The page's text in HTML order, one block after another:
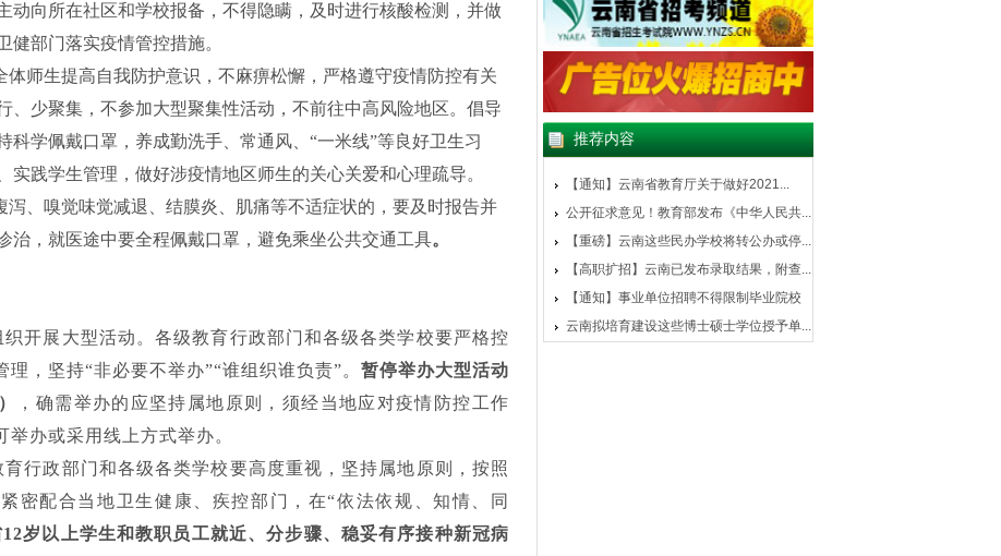
动向所在社区和学校报备，不得隐瞒，及时进行核酸检测，并做
健部门落实疫情管控措施。
体师生提高自我防护意识，不麻痹松懈，严格遵守疫情防控有关
、少聚集，不参加大型聚集性活动，不前往中高风险地区。倡导
科学佩戴口罩，养成勤洗手、常通风、 “一米线”等良好卫生习
实践学生管理，做好涉疫情地区师生的关心关爱和心理疏导。
泻、嗅觉味觉减退、结膜炎、肌痛等不适症状的，要及时报告并
治，就医途中要全程佩戴口罩，避免乘坐公共交通工具。
开展大型活动。各级教育行政部门和各级各类学校要严格控
理，坚持“非必要不举办”“谁组织谁负责”。 暂停举办大型活动
，确需举办的应坚持属地原则，须经当地应对疫情防控工作
办或采用线上方式举办。
行政部门和各级各类学校要高度重视，坚持属地原则，按照
密配合当地卫生健康、疾控部门，在“依法依规、知情、同
12岁以上学生和教职员工就近、分步骤、稳妥有序接种新冠病
推荐内容
【通知】云南省教育厅关于做好2021...
公开征求意见！教育部发布《中华人民共...
【重磅】云南这些民办学校将转公办或停...
【高职扩招】云南已发布录取结果，附查...
【通知】事业单位招聘不得限制毕业院校
云南拟培育建设这些博士硕士学位授予单...